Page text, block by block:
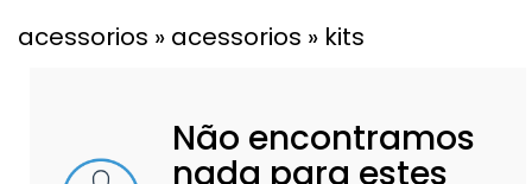
acessorios » acessorios » kits
Não encontramos
nada para estes